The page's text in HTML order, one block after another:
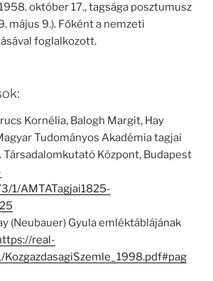
október 17., tagsága posztumusz
május 9.). Főként a nemzeti
foglalkozott.
Kornélia, Balogh Margit, Hay
Tudományos Akadémia tagjai
Központ, Budapest
1/AMTATagjai1825-
(Neubauer) Gyula emléktáblájának
real-